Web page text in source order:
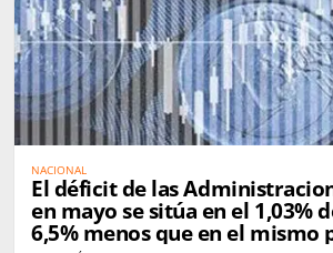
NACIONAL
El déficit de las
en mayo se sitúa en el 1,03%
6,5% menos que en el mismo